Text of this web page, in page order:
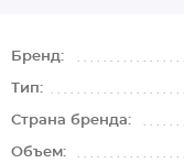
Бренд:
Тип:
Страна бренда:
Объем: